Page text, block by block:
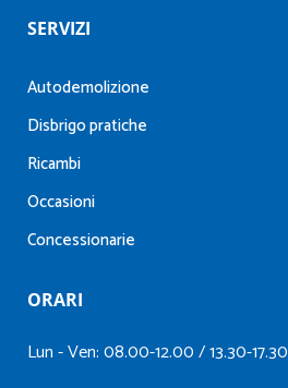
SERVIZI
Autodemolizione
Disbrigo pratiche
Ricambi
Occasioni
Concessionarie
ORARI
Lun - Ven: 08.00-12.00 / 13.30-17.30